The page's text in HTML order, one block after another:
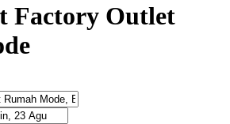
Factory Outlet